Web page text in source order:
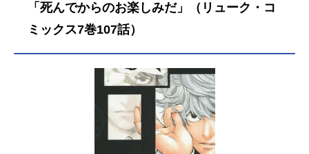
「死んでからのお楽しみだ」（リューク・コ
ミックス7巻107話）